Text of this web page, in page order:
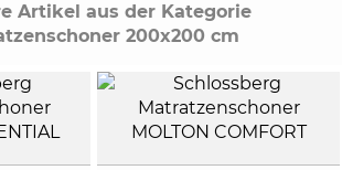
Artikel aus der Kategorie
200x200 cm